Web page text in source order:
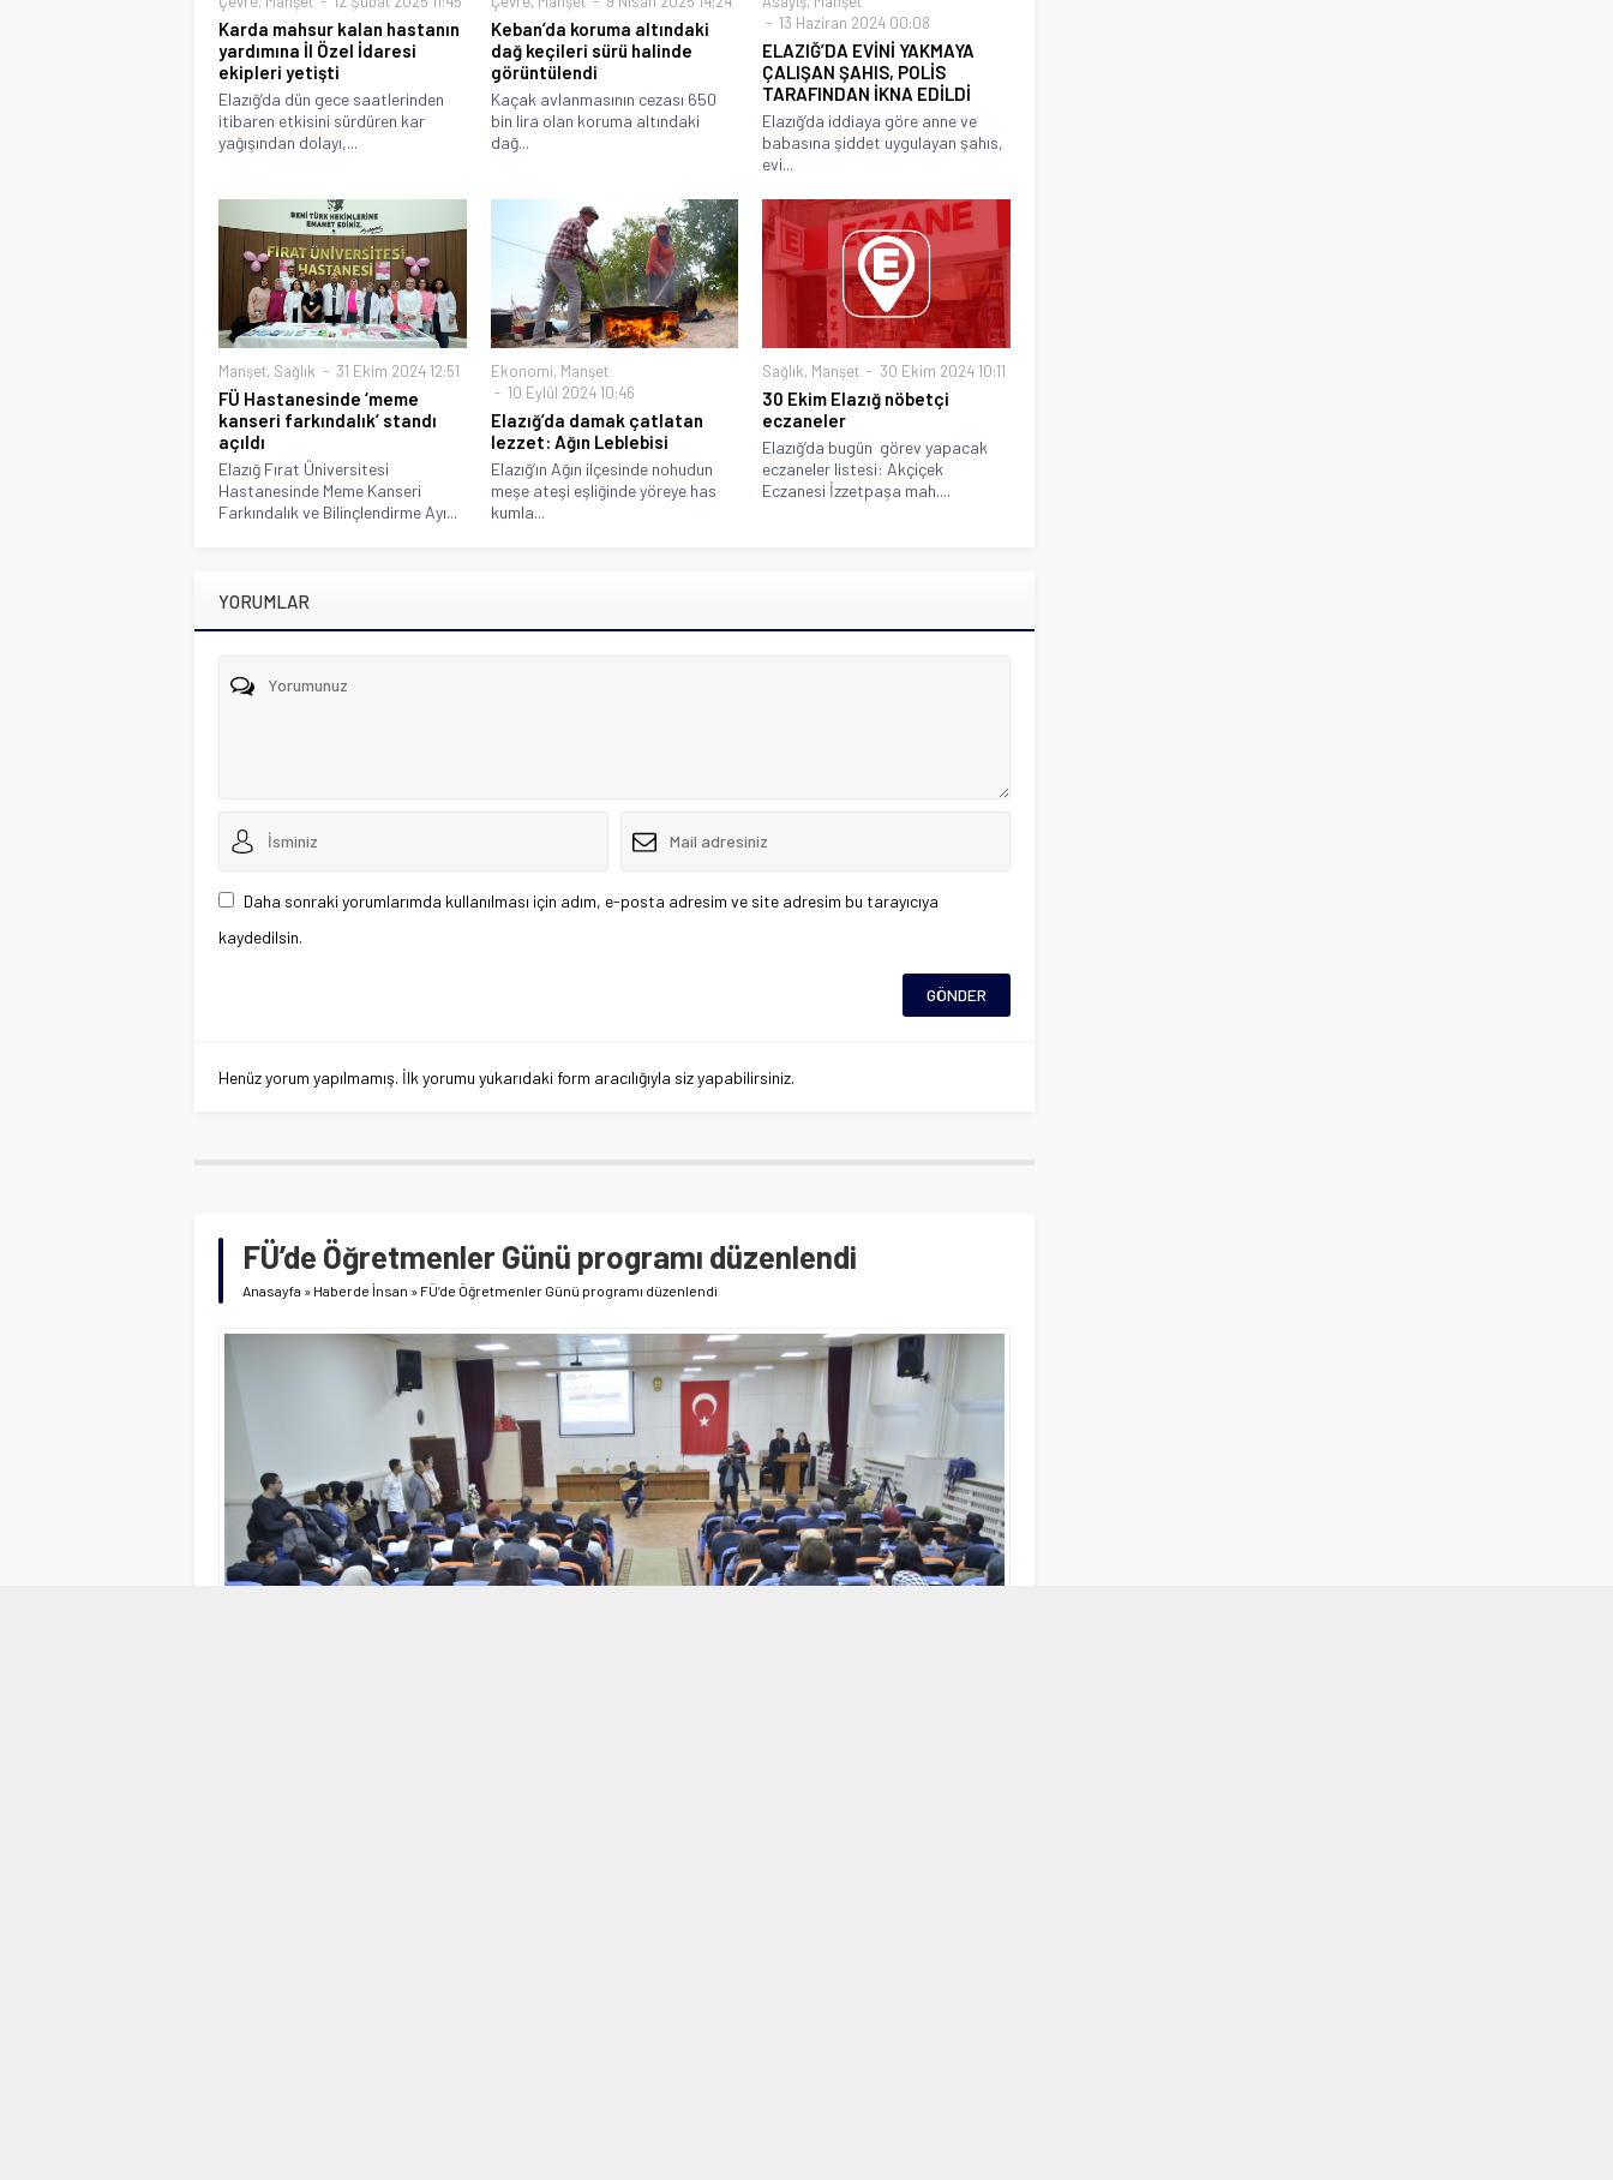
Karda mahsur kalan hastanın
yardımına İl Özel İdaresi
ekipleri yetişti
Elazığ’da dün gece saatlerinden
itibaren etkisini sürdüren kar
yağışından dolayı,...
Keban’da koruma altındaki
dağ keçileri sürü halinde
görüntülendi
Kaçak avlanmasının cezası 650
bin lira olan koruma altındaki
dağ...
13 Haziran 2024 00:08
ELAZIĞ’DA EVİNİ YAKMAYA
ÇALIŞAN ŞAHIS, POLİS
TARAFINDAN İKNA EDİLDİ
Elazığ’da iddiaya göre anne ve
babasına şiddet uygulayan şahıs,
evi...
Manşet, Sağlık 31 Ekim 2024 12:51
FÜ Hastanesinde ‘meme
kanseri farkındalık’ standı
açıldı
Elazığ Fırat Üniversitesi
Hastanesinde Meme Kanseri
Farkındalık ve Bilinçlendirme Ayı...
Ekonomi, Manşet
10 Eylül 2024 10:46
Elazığ’da damak çatlatan
lezzet: Ağın Leblebisi
Elazığ‘ın Ağın ilçesinde nohudun
meşe ateşi eşliğinde yöreye has
kumla...
Sağlık, Manşet 30 Ekim 2024 10:11
30 Ekim Elazığ nöbetçi
eczaneler
Elazığ’da bugün görev yapacak
eczaneler listesi: Akçiçek
Eczanesi İzzetpaşa mah....
YORUMLAR
Daha sonraki yorumlarımda kullanılması için adım, e-posta adresim ve site adresim bu tarayıcıya
kaydedilsin.
Henüz yorum yapılmamış. İlk yorumu yukarıdaki form aracılığıyla siz yapabilirsiniz.
FÜ’de Öğretmenler Günü programı düzenlendi
Anasayfa » Haberde İnsan » FÜ’de Öğretmenler Günü programı düzenlendi